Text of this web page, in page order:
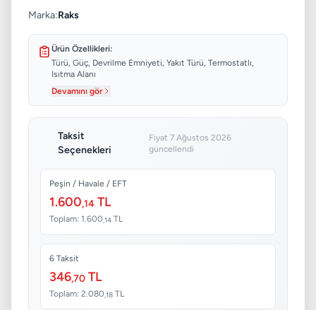
Marka:Raks
Ürün Özellikleri:
Türü, Güç, Devrilme Emniyeti, Yakıt Türü, Termostatlı,
Isıtma Alanı
Devamını gör
Taksit
Seçenekleri
Fiyat 7 Ağustos 2026
güncellendi
Peşin / Havale / EFT
1.600,14 TL
Toplam: 1.600 ,14 TL
6 Taksit
346,70 TL
Toplam: 2.080 ,18 TL